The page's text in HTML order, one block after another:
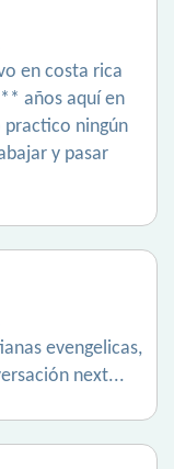
en costa rica
años aquí en
ningún
y pasar
evengelicas,
next...